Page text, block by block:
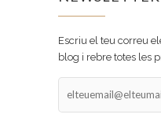
Escriu el teu correu
blog i rebre totes les